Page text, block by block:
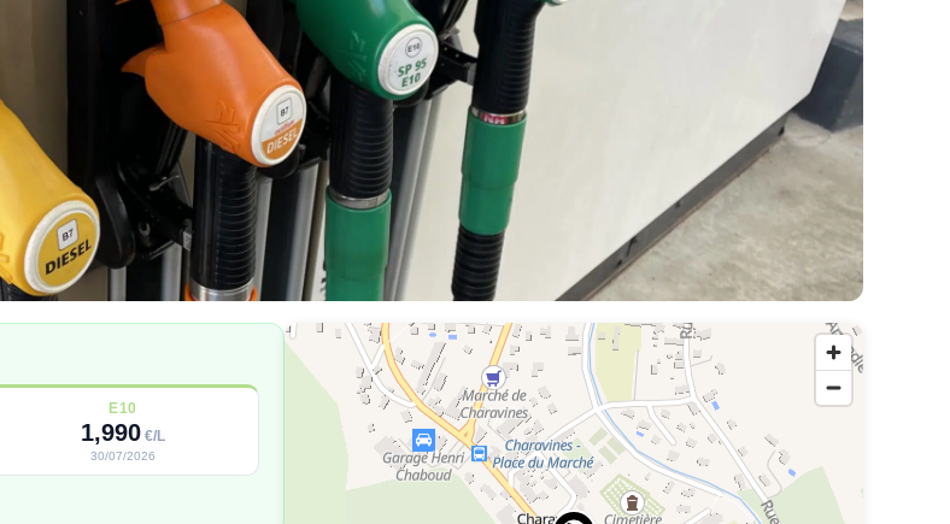
E10
1,990 €/L
30/07/2026